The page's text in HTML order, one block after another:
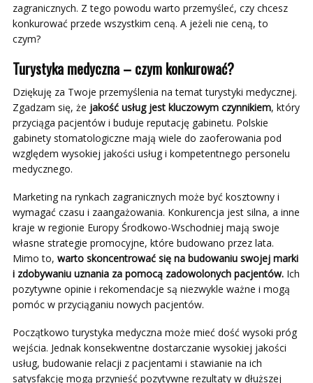
zagranicznych. Z tego powodu warto przemyśleć, czy chcesz
konkurować przede wszystkim ceną. A jeżeli nie ceną, to
czym?
Turystyka medyczna – czym konkurować?
Dziękuję za Twoje przemyślenia na temat turystyki medycznej.
Zgadzam się, że jakość usług jest kluczowym czynnikiem, który
przyciąga pacjentów i buduje reputację gabinetu. Polskie
gabinety stomatologiczne mają wiele do zaoferowania pod
względem wysokiej jakości usług i kompetentnego personelu
medycznego.
Marketing na rynkach zagranicznych może być kosztowny i
wymagać czasu i zaangażowania. Konkurencja jest silna, a inne
kraje w regionie Europy Środkowo-Wschodniej mają swoje
własne strategie promocyjne, które budowano przez lata.
Mimo to, warto skoncentrować się na budowaniu swojej marki
i zdobywaniu uznania za pomocą zadowolonych pacjentów. Ich
pozytywne opinie i rekomendacje są niezwykle ważne i mogą
pomóc w przyciąganiu nowych pacjentów.
Początkowo turystyka medyczna może mieć dość wysoki próg
wejścia. Jednak konsekwentne dostarczanie wysokiej jakości
usług, budowanie relacji z pacjentami i stawianie na ich
satysfakcję mogą przynieść pozytywne rezultaty w dłuższej